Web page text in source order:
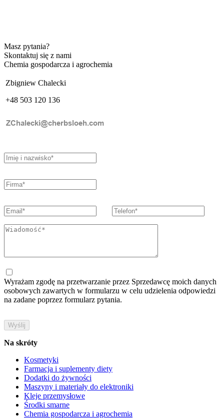
Masz pytania?
Skontaktuj się z nami
Chemia gospodarcza i agrochemia
Zbigniew Chalecki
+48 503 120 136
Wyrażam zgodę na przetwarzanie przez Sprzedawcę moich danych
osobowych zawartych w formularzu w celu udzielenia odpowiedzi
na zadane poprzez formularz pytania.
Na skróty
Kosmetyki
Farmacja i suplementy diety
Dodatki do żywności
Maszyny i materiały do elektroniki
Kleje przemysłowe
Środki smarne
Chemia gospodarcza i agrochemia